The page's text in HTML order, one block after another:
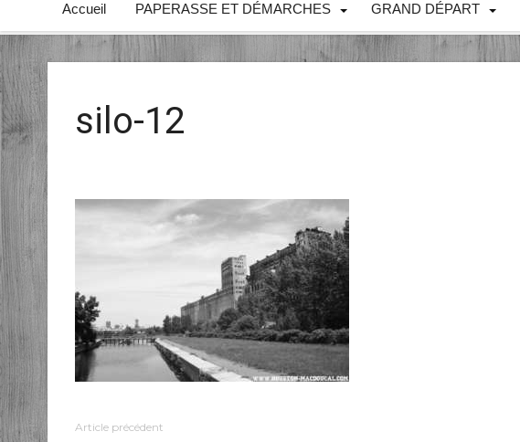
Accueil PAPERASSE ET DÉMARCHES GRAND DÉPART
silo-12
Article précédent